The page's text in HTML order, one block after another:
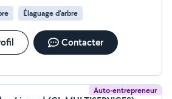
Élaguage d'arbre
Contacter
Auto-entrepreneur